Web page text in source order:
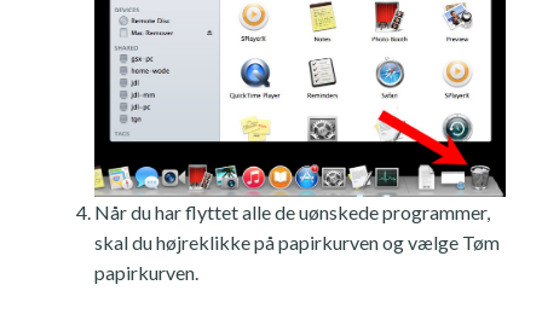
Når du har flyttet alle de uønskede programmer,
skal du højreklikke på papirkurven og vælge Tøm
papirkurven.